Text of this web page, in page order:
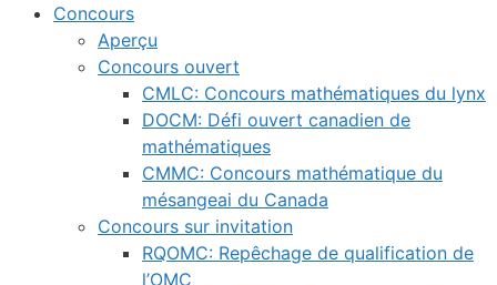
Concours
Aperçu
Concours ouvert
CMLC: Concours mathématiques du lynx
DOCM: Défi ouvert canadien de
mathématiques
CMMC: Concours mathématique du
mésangeai du Canada
Concours sur invitation
RQOMC: Repêchage de qualification de
l’OMC